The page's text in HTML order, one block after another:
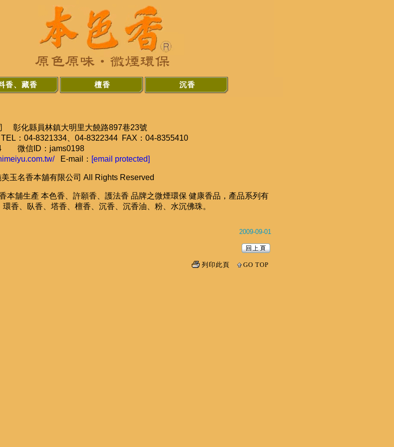
香、藏香 檀香 沉香
彰化縣員林鎮大明里大饒路897巷23號
：04-8321334、04-8322344 FAX：04-8355410
微信ID：jams0198
E-mail： [email protected]
玉名香本舖有限公司 All Rights Reserved
本舖生產 本色香、許願香、護法香 品牌之微煙環保 健康香品，產品系列有
香、臥香、塔香、檀香、沉香、沉香油、粉、水沉佛珠。
2009-09-01
列印此頁 GO TOP